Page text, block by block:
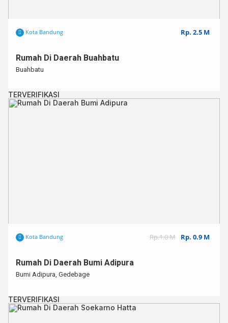
Kota Bandung Rp. 2.5 M
Rumah Di Daerah Buahbatu
Buahbatu
TERVERIFIKASI
Kota Bandung Rp.1.0 M Rp. 0.9 M
Rumah Di Daerah Bumi Adipura
Bumi Adipura, Gedebage
TERVERIFIKASI